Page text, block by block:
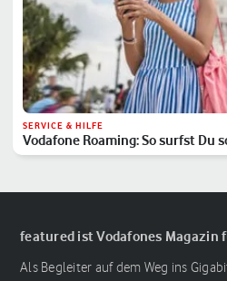
SERVICE & HILFE
Vodafone Roaming: So surfst Du
featured ist Vodafones
Als Begleiter auf dem Weg ins